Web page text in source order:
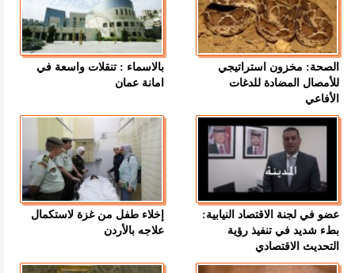
الصحة: مخزون استراتيجي
للأمصال المضادة للدغات
الأفاعي
بالاسماء : تنقلات واسعة في
امانة عمان
عضو في لجنة الاقتصاد النيابية:
بطء شديد في تنفيذ رؤية
التحديث الاقتصادي
إخلاء طفل من غزة لاستكمال
علاجه بالأردن